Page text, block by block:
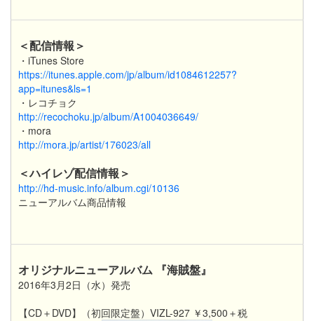
＜配信情報＞
・iTunes Store
https://itunes.apple.com/jp/album/id1084612257?
app=itunes&ls=1
・レコチョク
http://recochoku.jp/album/A1004036649/
・mora
http://mora.jp/artist/176023/all
＜ハイレゾ配信情報＞
http://hd-music.info/album.cgi/10136
ニューアルバム商品情報
オリジナルニューアルバム 『海賊盤』
2016年3月2日（水）発売
【CD＋DVD】（初回限定盤）VIZL-927 ￥3,500＋税